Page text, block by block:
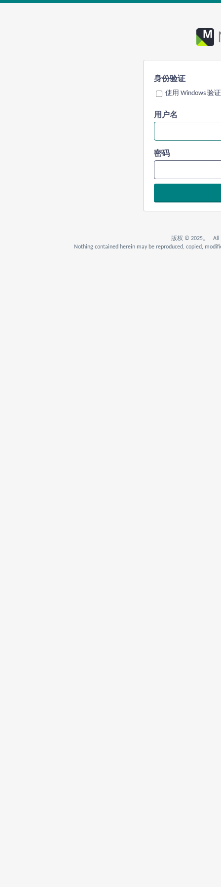
身份验证
使用 Windows 验证
用户名
密码
版权 © 2025。 All
Nothing contained herein may be reproduced, copied,